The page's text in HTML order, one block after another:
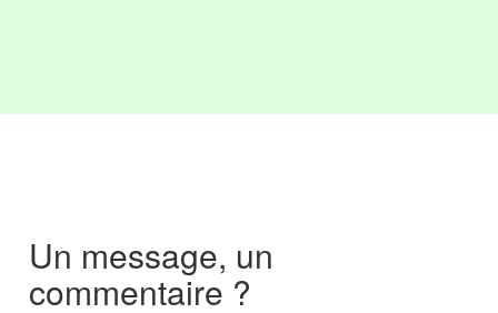
Un message, un
commentaire ?